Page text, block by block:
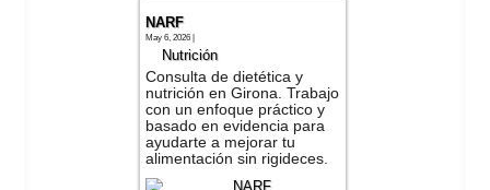
NARF
May 6, 2026 |
Nutrición
Consulta de dietética y
nutrición en Girona. Trabajo
con un enfoque práctico y
basado en evidencia para
ayudarte a mejorar tu
alimentación sin rigideces.